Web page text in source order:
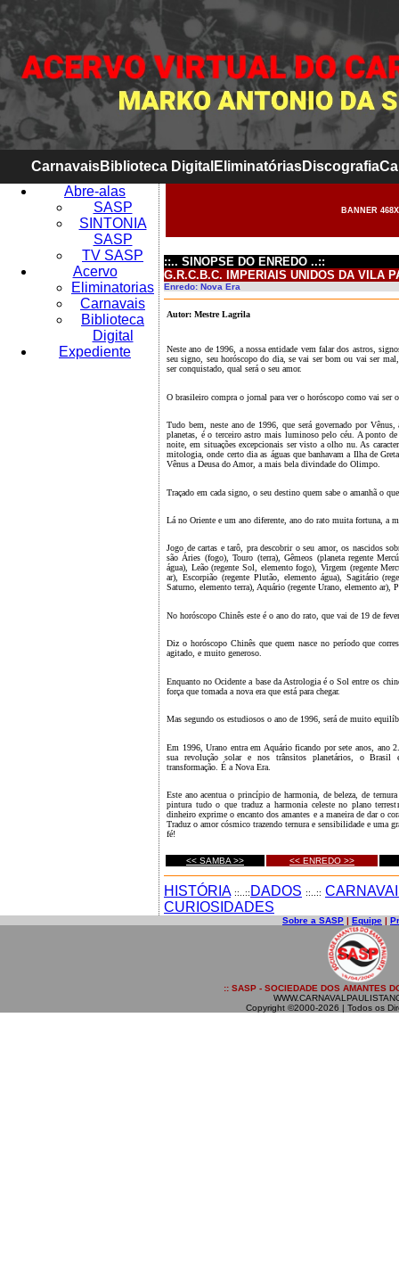
CarnavaisBiblioteca Digital EliminatóriasDiscografia
Abre-alas
SASP
SINTONIA
SASP
TV SASP
Acervo
Eliminatorias
Carnavais
Biblioteca
Digital
Expediente
BANNER
::.. SINOPSE DO ENREDO ..::
G.R.C.B.C. IMPERIAIS UNIDOS DA VILA
Enredo: Nova Era
Autor: Mestre Lagrila
Neste ano de 1996, a nossa entidade vem falar dos astros,
seu signo, seu horóscopo do dia, se vai ser bom ou vai ser
ser conquistado, qual será o seu amor.
O brasileiro compra o jornal para ver o horóscopo como vai ser
Tudo bem, neste ano de 1996, que será governado por
planetas, é o terceiro astro mais luminoso pelo céu. A ponto
noite, em situações excepcionais ser visto a olho nu. As
mitologia, onde certo dia as águas que banhavam a Ilha de
Vênus a Deusa do Amor, a mais bela divindade do Olimpo.
Traçado em cada signo, o seu destino quem sabe o amanhã o
Lá no Oriente e um ano diferente, ano do rato muita fortuna, a
Jogo de cartas e tarô, pra descobrir o seu amor, os nascidos
são Áries (fogo), Touro (terra), Gêmeos (planeta regente
água), Leão (regente Sol, elemento fogo), Virgem (regente
ar), Escorpião (regente Plutão, elemento água), Sagitário
Saturno, elemento terra), Aquário (regente Urano, elemento ar),
No horóscopo Chinês este é o ano do rato, que vai de 19 de
Diz o horóscopo Chinês que quem nasce no período que
agitado, e muito generoso.
Enquanto no Ocidente a base da Astrologia é o Sol entre os
força que tomada a nova era que está para chegar.
Mas segundo os estudiosos o ano de 1996, será de muito
Em 1996, Urano entra em Aquário ficando por sete anos, ano
sua revolução solar e nos trânsitos planetários, o Brasil
transformação. É a Nova Era.
Este ano acentua o princípio de harmonia, de beleza, de
pintura tudo o que traduz a harmonia celeste no plano
dinheiro exprime o encanto dos amantes e a maneira de dar o
Traduz o amor cósmico trazendo ternura e sensibilidade e uma
fé!
<< SAMBA >> << ENREDO >>
HISTÓRIA ::..:: DADOS ::..::
CURIOSIDADES
Sobre a SASP | Equipe |
:: SASP - SOCIEDADE DOS AMANTES
Copyright ©2000-2026 | Todos os